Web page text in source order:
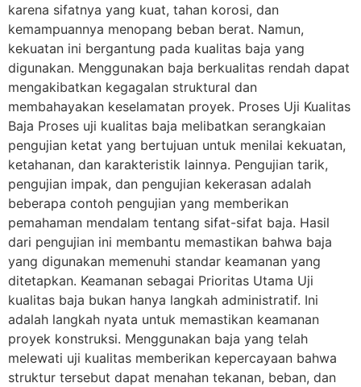
karena sifatnya yang kuat, tahan korosi, dan
kemampuannya menopang beban berat. Namun,
kekuatan ini bergantung pada kualitas baja yang
digunakan. Menggunakan baja berkualitas rendah dapat
mengakibatkan kegagalan struktural dan
membahayakan keselamatan proyek. Proses Uji Kualitas
Baja Proses uji kualitas baja melibatkan serangkaian
pengujian ketat yang bertujuan untuk menilai kekuatan,
ketahanan, dan karakteristik lainnya. Pengujian tarik,
pengujian impak, dan pengujian kekerasan adalah
beberapa contoh pengujian yang memberikan
pemahaman mendalam tentang sifat-sifat baja. Hasil
dari pengujian ini membantu memastikan bahwa baja
yang digunakan memenuhi standar keamanan yang
ditetapkan. Keamanan sebagai Prioritas Utama Uji
kualitas baja bukan hanya langkah administratif. Ini
adalah langkah nyata untuk memastikan keamanan
proyek konstruksi. Menggunakan baja yang telah
melewati uji kualitas memberikan kepercayaan bahwa
struktur tersebut dapat menahan tekanan, beban, dan